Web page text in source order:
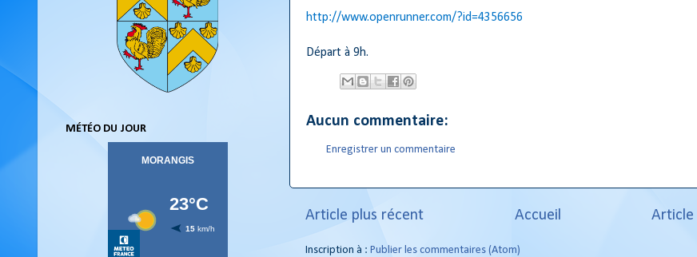
http://www.openrunner.com/?id=4356656
Départ à 9h.
Aucun commentaire:
Enregistrer un commentaire
Article plus récent Article
Accueil
Inscription à : Publier les commentaires (Atom)
MÉTÉO DU JOUR